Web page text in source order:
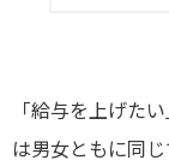
「給与を上げた
は男女ともに同